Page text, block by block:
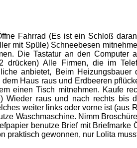
Fahrrad (Es ist ein Schloß
mit Spüle) Schneebesen
Die Tastatur an den Computer
Alle Firmen, die im
anbietet, Beim Heizungsbauer
Haus raus und Erdbeeren
einen Tisch mitnehmen. Kaufe
Wieder raus und nach rechts bis
weiter links oder vorne ist (aus
Waschmaschine. Nimm
benutze Brief mit Briefmarke
praktisch gewonnen, nur Lolita